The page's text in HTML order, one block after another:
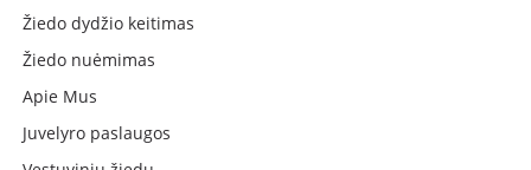
Žiedo dydžio keitimas
Žiedo nuėmimas
Apie Mus
Juvelyro paslaugos